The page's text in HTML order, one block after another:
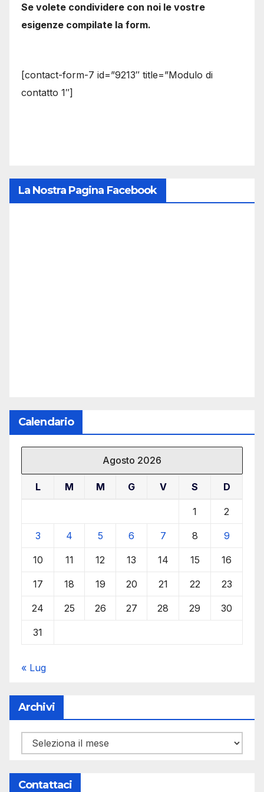
Se volete condividere con noi le vostre
esigenze compilate la form.
[contact-form-7 id=”9213″ title=”Modulo di
contatto 1″]
La Nostra Pagina Facebook
Calendario
Agosto 2026
L M M G V S D
1 2
3 4 5 6 7 8 9
10 11 12 13 14 15 16
17 18 19 20 21 22 23
24 25 26 27 28 29 30
31
« Lug
Archivi
Archivi
Contattaci